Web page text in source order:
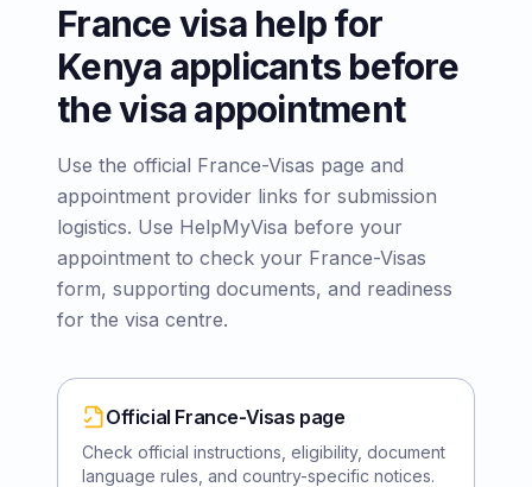
France visa help for
Kenya applicants before
the visa appointment
Use the official France-Visas page and
appointment provider links for submission
logistics. Use HelpMyVisa before your
appointment to check your France-Visas
form, supporting documents, and readiness
for the visa centre.
Official France-Visas page
Check official instructions, eligibility, document
language rules, and country-specific notices.